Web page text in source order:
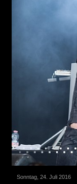
Sonntag, 24. Juli 2016